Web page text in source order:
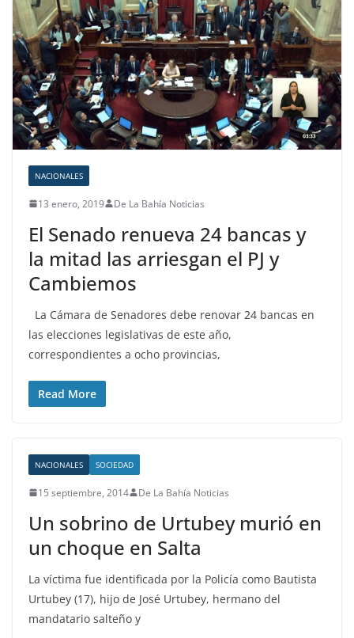
NACIONALES
13 enero, 2019 De La Bahía Noticias
El Senado renueva 24 bancas y
la mitad las arriesgan el PJ y
Cambiemos
La Cámara de Senadores debe renovar 24 bancas en
las elecciones legislativas de este año,
correspondientes a ocho provincias,
Read More
NACIONALES SOCIEDAD
15 septiembre, 2014 De La Bahía Noticias
Un sobrino de Urtubey murió en
un choque en Salta
La víctima fue identificada por la Policía como Bautista
Urtubey (17), hijo de José Urtubey, hermano del
mandatario salteño y